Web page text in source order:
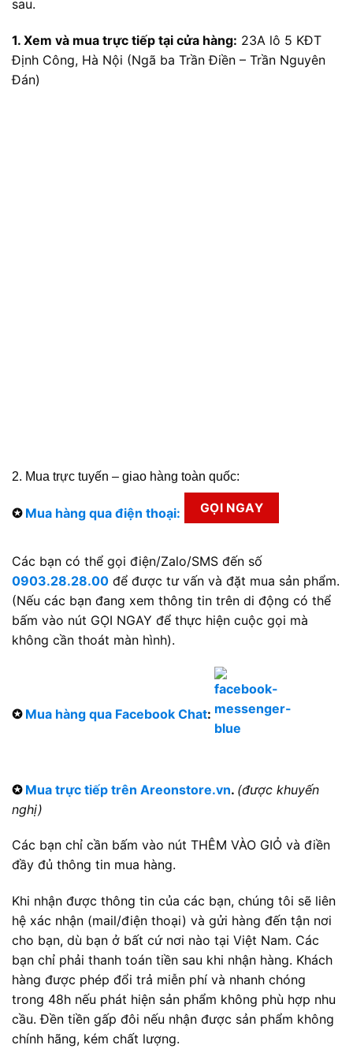
sau.
1. Xem và mua trực tiếp tại cửa hàng: 23A lô 5 KĐT
Định Công, Hà Nội (Ngã ba Trần Điền – Trần Nguyên
Đán)
2. Mua trực tuyến – giao hàng toàn quốc:
✪ Mua hàng qua điện thoại: GỌI NGAY
Các bạn có thể gọi điện/Zalo/SMS đến số
0903.28.28.00 để được tư vấn và đặt mua sản phẩm.
(Nếu các bạn đang xem thông tin trên di động có thể
bấm vào nút GỌI NGAY để thực hiện cuộc gọi mà
không cần thoát màn hình).
✪ Mua hàng qua Facebook Chat:
✪ Mua trực tiếp trên Areonstore.vn. (được khuyến
nghị)
Các bạn chỉ cần bấm vào nút THÊM VÀO GIỎ và điền
đầy đủ thông tin mua hàng.
Khi nhận được thông tin của các bạn, chúng tôi sẽ liên
hệ xác nhận (mail/điện thoại) và gửi hàng đến tận nơi
cho bạn, dù bạn ở bất cứ nơi nào tại Việt Nam. Các
bạn chỉ phải thanh toán tiền sau khi nhận hàng. Khách
hàng được phép đổi trả miễn phí và nhanh chóng
trong 48h nếu phát hiện sản phẩm không phù hợp nhu
cầu. Đền tiền gấp đôi nếu nhận được sản phẩm không
chính hãng, kém chất lượng.